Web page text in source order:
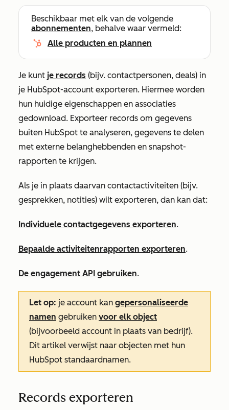
Beschikbaar met elk van de volgende
abonnementen, behalve waar vermeld:
Alle producten en plannen
Je kunt je records (bijv. contactpersonen, deals) in
je HubSpot-account exporteren. Hiermee worden
hun huidige eigenschappen en associaties
gedownload. Exporteer records om gegevens
buiten HubSpot te analyseren, gegevens te delen
met externe belanghebbenden en snapshot-
rapporten te krijgen.
Als je in plaats daarvan contactactiviteiten (bijv.
gesprekken, notities) wilt exporteren, dan kan dat:
Individuele contactgegevens exporteren.
Bepaalde activiteitenrapporten exporteren.
De engagement API gebruiken.
Let op: je account kan gepersonaliseerde
namen gebruiken voor elk object
(bijvoorbeeld account in plaats van bedrijf).
Dit artikel verwijst naar objecten met hun
HubSpot standaardnamen.
Records exporteren